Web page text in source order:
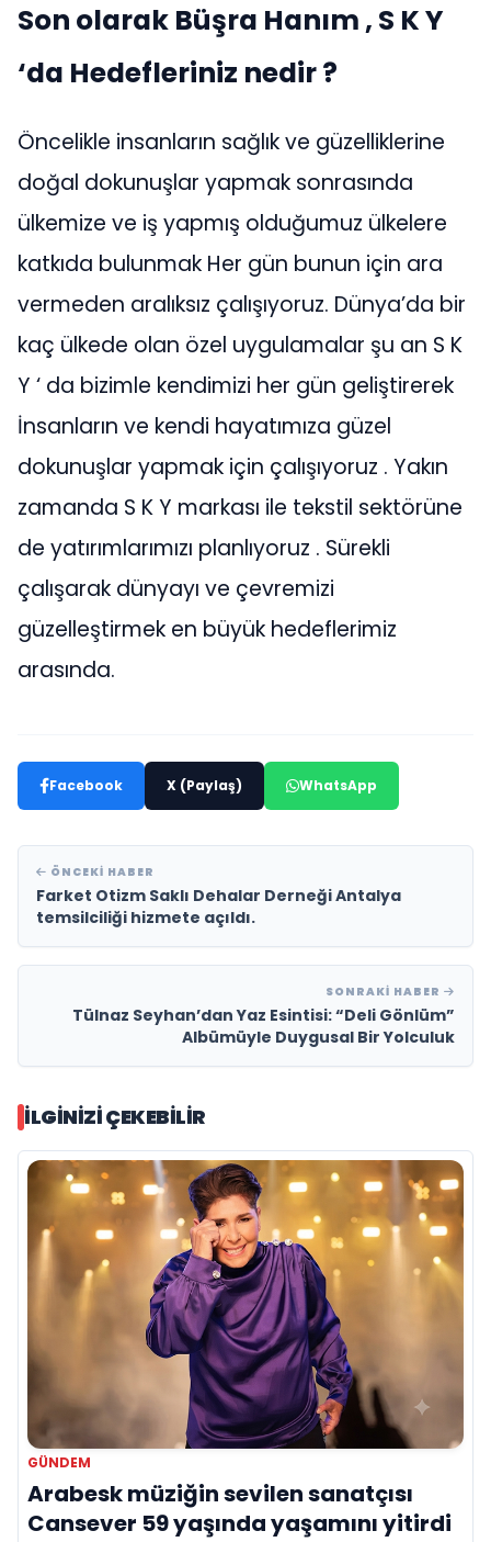
Son olarak Büşra Hanım , S K Y
‘da Hedefleriniz nedir ?
Öncelikle insanların sağlık ve güzelliklerine
doğal dokunuşlar yapmak sonrasında
ülkemize ve iş yapmış olduğumuz ülkelere
katkıda bulunmak Her gün bunun için ara
vermeden aralıksız çalışıyoruz. Dünya’da bir
kaç ülkede olan özel uygulamalar şu an S K
Y ‘ da bizimle kendimizi her gün geliştirerek
İnsanların ve kendi hayatımıza güzel
dokunuşlar yapmak için çalışıyoruz . Yakın
zamanda S K Y markası ile tekstil sektörüne
de yatırımlarımızı planlıyoruz . Sürekli
çalışarak dünyayı ve çevremizi
güzelleştirmek en büyük hedeflerimiz
arasında.
Facebook X (Paylaş) WhatsApp
ÖNCEKI HABER
Farket Otizm Saklı Dehalar Derneği Antalya
temsilciliği hizmete açıldı.
SONRAKI HABER
Tülnaz Seyhan’dan Yaz Esintisi: “Deli Gönlüm”
Albümüyle Duygusal Bir Yolculuk
İLGINIZI ÇEKEBILIR
GÜNDEM
Arabesk müziğin sevilen sanatçısı
Cansever 59 yaşında yaşamını yitirdi